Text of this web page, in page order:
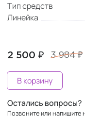
Тип средств
Линейка
2 500 ₽ 3 984 ₽
В корзину
Остались вопросы?
Позвоните или напишите